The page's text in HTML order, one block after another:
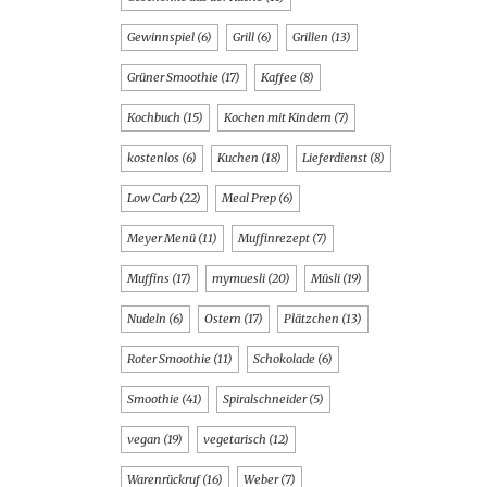
Gewinnspiel (6) Grill (6) Grillen (13)
Grüner Smoothie (17) Kaffee (8)
Kochbuch (15) Kochen mit Kindern (7)
kostenlos (6) Kuchen (18) Lieferdienst (8)
Low Carb (22) Meal Prep (6)
Meyer Menü (11) Muffinrezept (7)
Muffins (17) mymuesli (20) Müsli (19)
Nudeln (6) Ostern (17) Plätzchen (13)
Roter Smoothie (11) Schokolade (6)
Smoothie (41) Spiralschneider(5)
vegan (19) vegetarisch (12)
Warenrückruf(16) Weber(7)